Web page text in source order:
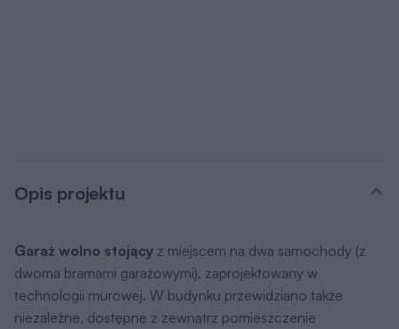
Opis projektu
Garaż wolno stojący z miejscem na dwa samochody (z
dwoma bramami garażowymi), zaprojektowany w
technologii murowej. W budynku przewidziano także
niezależne, dostępne z zewnątrz pomieszczenie